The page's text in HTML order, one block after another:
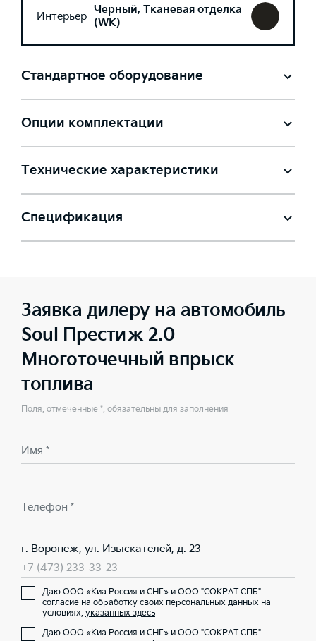
Интерьер Черный, Тканевая отделка
(WK)
Стандартное оборудование
Опции комплектации
Технические характеристики
Спецификация
Заявка дилеру на автомобиль
Soul Престиж 2.0
Многоточечный впрыск
топлива
Поля, отмеченные *, обязательны для заполнения
Имя *
Телефон *
г. Воронеж, ул. Изыскателей, д. 23
+7 (473) 233-33-23
Даю ООО «Киа Россия и СНГ» и ООО "СОКРАТ СПБ"
согласие на обработку своих персональных данных на
условиях, указанных здесь
Даю ООО «Киа Россия и СНГ» и ООО "СОКРАТ СПБ"